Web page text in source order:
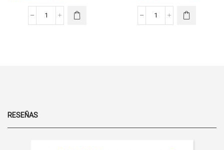
REMERA
OPCIONES
TOP
OPCIONES
RESEÑAS